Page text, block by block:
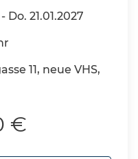
Do. 21.01.2027
11, neue VHS,
€